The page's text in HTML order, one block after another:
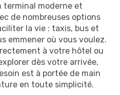
terminal moderne et
de nombreuses options
la vie : taxis, bus et
emmener où vous voulez.
à votre hôtel ou
dès votre arrivée,
est à portée de main
en toute simplicité.